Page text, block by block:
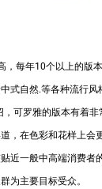
，每年10个以上的版
式自然.等各种流行风
，可罗雅的版本有着
，在色彩和花样上会
近一般中高端消费者
为主要目标受众。